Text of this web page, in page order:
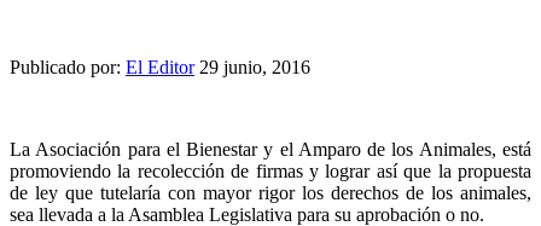
Publicado por: El Editor 29 junio, 2016
La Asociación para el Bienestar y el Amparo de los Animales, está
promoviendo la recolección de firmas y lograr así que la propuesta
de ley que tutelaría con mayor rigor los derechos de los animales,
sea llevada a la Asamblea Legislativa para su aprobación o no.